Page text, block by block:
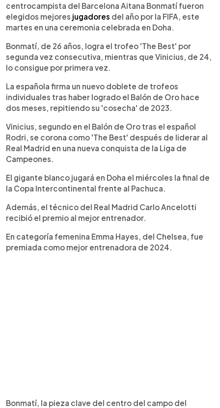
centrocampista del Barcelona Aitana Bonmatí fueron
elegidos mejores jugadores del año por la FIFA, este
martes en una ceremonia celebrada en Doha.
Bonmatí, de 26 años, logra el trofeo 'The Best' por
segunda vez consecutiva, mientras que Vinicius, de 24,
lo consigue por primera vez.
La española firma un nuevo doblete de trofeos
individuales tras haber logrado el Balón de Oro hace
dos meses, repitiendo su 'cosecha' de 2023.
Vinicius, segundo en el Balón de Oro tras el español
Rodri, se corona como 'The Best' después de liderar al
Real Madrid en una nueva conquista de la Liga de
Campeones.
El gigante blanco jugará en Doha el miércoles la final de
la Copa Intercontinental frente al Pachuca.
Además, el técnico del Real Madrid Carlo Ancelotti
recibió el premio al mejor entrenador.
En categoría femenina Emma Hayes, del Chelsea, fue
premiada como mejor entrenadora de 2024.
Bonmatí, la pieza clave del centro del campo del